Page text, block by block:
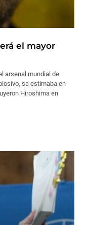
el mayor
arsenal mundial de
se estimaba en
Hiroshima en